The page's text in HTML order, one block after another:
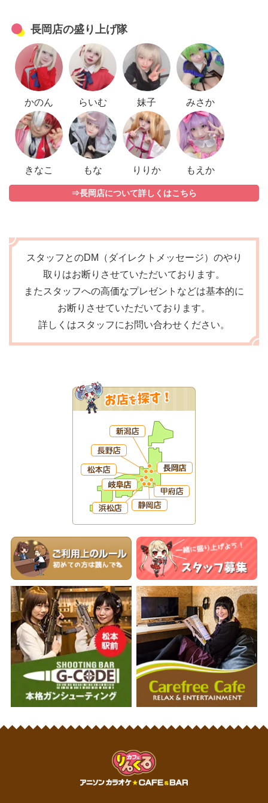
長岡店の盛り上げ隊
かのん らいむ 妹子 みさか
きなこ もな りりか もえか
⇒長岡店について詳しくはこちら
スタッフとのDM（ダイレクトメッセージ）のやり
取りはお断りさせていただいております。
またスタッフへの高価なプレゼントなどは基本的に
お断りさせていただいております。
詳しくはスタッフにお問い合わせください。